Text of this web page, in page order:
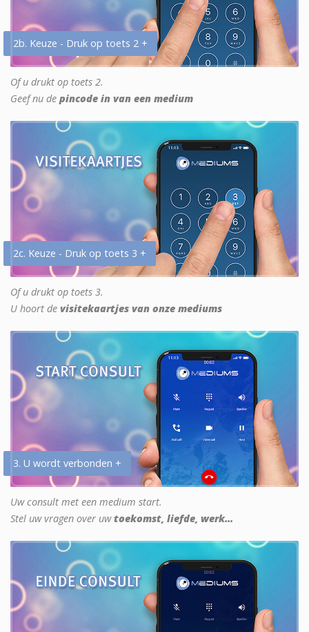
2b. Keuze - Druk op toets 2 +
Of u drukt op toets 2.
Geef nu de pincode in van een medium
2c. Keuze - Druk op toets 3 +
Of u drukt op toets 3.
U hoort de visitekaartjes van onze mediums
3. U wordt verbonden +
Uw consult met een medium start.
Stel uw vragen over uwtoekomst, liefde, werk...